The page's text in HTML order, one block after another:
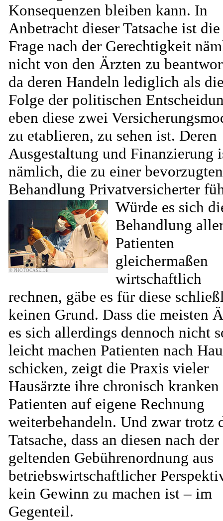
Konsequenzen bleiben kann. In
Anbetracht dieser Tatsache ist die
Frage nach der Gerechtigkeit
nicht von den Ärzten zu
da deren Handeln lediglich als
Folge der politischen
eben diese zwei
zu etablieren, zu sehen ist. Deren
Ausgestaltung und Finanzierung
nämlich, die zu einer bevorzugten
Behandlung Privatversicherter
© PHOTOCASE.DE
Würde es sich
Behandlung
Patienten
gleichermaßen
wirtschaftlich
rechnen, gäbe es für diese
keinen Grund. Dass die meisten
es sich allerdings dennoch nicht
leicht machen Patienten nach
schicken, zeigt die Praxis vieler
Hausärzte ihre chronisch kranken
Patienten auf eigene Rechnung
weiterbehandeln. Und zwar trotz
Tatsache, dass an diesen nach der
geltenden Gebührenordnung aus
betriebswirtschaftlicher
kein Gewinn zu machen ist – im
Gegenteil.